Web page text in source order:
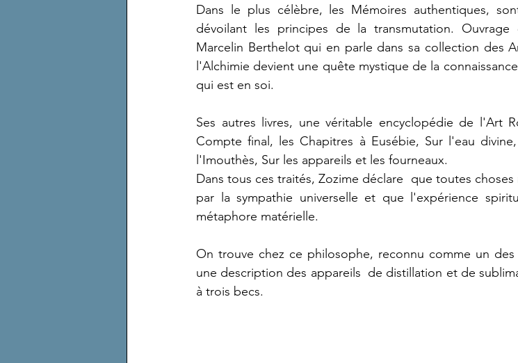
Dans le plus célèbre, les Mémoires authentiques,
dévoilant les principes de la transmutation.
Marcelin Berthelot qui en parle dans sa collection des
l'Alchimie devient une quête mystique de la
qui est en soi.
Ses autres livres, une véritable encyclopédie de l'Art
Compte final, les Chapitres à Eusébie, Sur l'eau
l'Imouthès, Sur les appareils et les fourneaux.
Dans tous ces traités, Zozime déclare  que toutes
par la sympathie universelle et que l'expérience
métaphore matérielle.
On trouve chez ce philosophe, reconnu comme un
une description des appareils  de distillation et de
à trois becs.